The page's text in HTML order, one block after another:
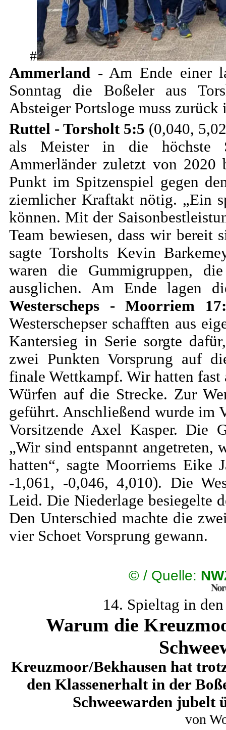
#
Ammerland - Am Ende einer
Sonntag die Boßeler aus
Absteiger Portsloge muss
Ruttel - Torsholt 5:5 (0,040,
als Meister in die höchste
Ammerländer zuletzt von 2020
Punkt im Spitzenspiel gegen
ziemlicher Kraftakt nötig. „Ein
können. Mit der
Team bewiesen, dass wir
sagte Torsholts Kevin
waren die Gummigruppen,
ausglichen. Am Ende lagen
Westerscheps - Moorriem
Westerschepser schafften aus
Kantersieg in Serie sorgte
zwei Punkten Vorsprung auf
finale Wettkampf. Wir hatten
Würfen auf die Strecke. Zur
geführt. Anschließend wurde im
Vorsitzende Axel Kasper. Die
„Wir sind entspannt angetreten,
hatten“, sagte Moorriems Eike
-1,061, -0,046, 4,010). Die
Leid. Die Niederlage besiegelte
Den Unterschied machte die
vier Schoet Vorsprung gewann.
©/ Quelle:
14. Spieltag in
Warum die
Kreuzmoor/Bekhausen hat
den Klassenerhalt in der
Schweewarden jubelt
von